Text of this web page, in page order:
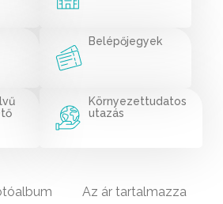
Belépőjegyek
Környezettudatos
utazás
Az ár tartalmazza